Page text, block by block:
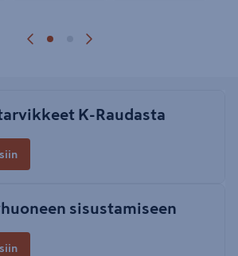
K-Raudasta
sisustamiseen